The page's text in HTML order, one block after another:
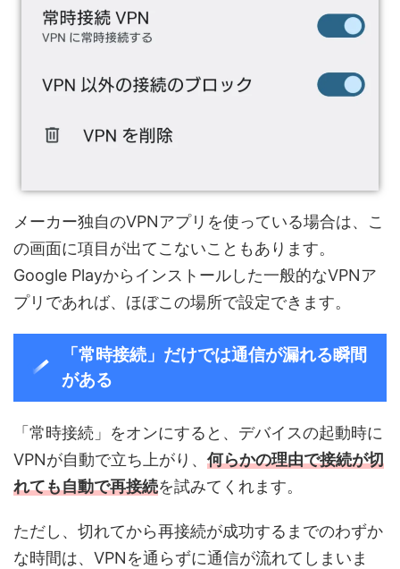
メーカー独自のVPNアプリを使っている場合は、こ
の画面に項目が出てこないこともあります。
Google Playからインストールした一般的なVPNア
プリであれば、ほぼこの場所で設定できます。
「常時接続」だけでは通信が漏れる瞬間
がある
「常時接続」をオンにすると、デバイスの起動時に
VPNが自動で立ち上がり、 何らかの理由で接続が切
れても自動で再接続を試みてくれます。
ただし、切れてから再接続が成功するまでのわずか
な時間は、VPNを通らずに通信が流れてしまいま